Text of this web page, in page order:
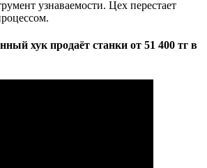
узнаваемости. Цех перестает
хук продаёт станки от 51 400 тг в